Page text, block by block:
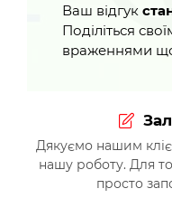
Ваш відгук
Поділіться
враженнями
Дякуємо нашим
нашу роботу. Для
просто